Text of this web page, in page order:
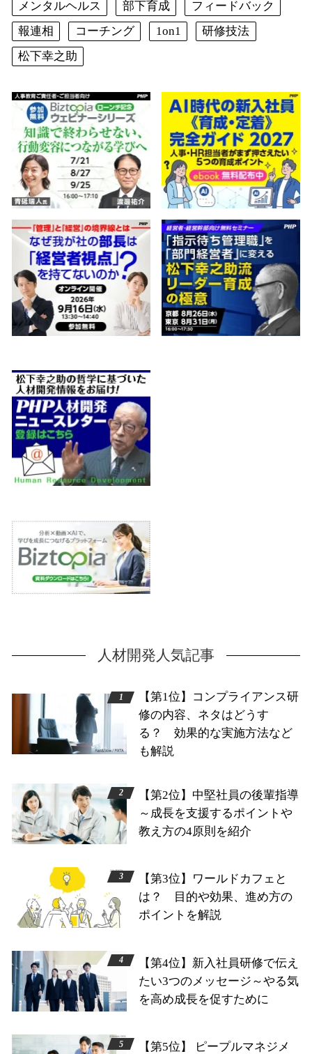
メンタルヘルス 部下育成
フィードバック
報連相
コーチング 1on1
研修技法
松下幸之助
人材開発人気記事
【第1位】コンプライアンス研
修の内容、ネタはどうす
る？ 効果的な実施方法など
も解説
【第2位】中堅社員の後輩指導
～成長を支援するポイントや
教え方の4原則を紹介
【第3位】ワールドカフェと
は？ 目的や効果、進め方の
ポイントを解説
【第4位】新入社員研修で伝え
たい3つのメッセージ～やる気
を高め成長を促すために
【第5位】 ピープルマネジメ